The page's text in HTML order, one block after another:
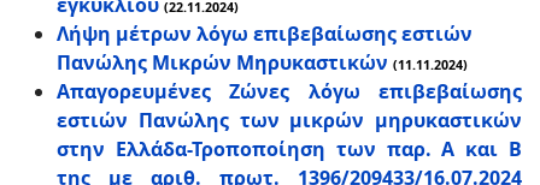
(22.11.2024)
Λήψη μέτρων λόγω επιβεβαίωσης εστιών
Πανώλης Μικρών Μηρυκαστικών (11.11.2024)
Απαγορευμένες Ζώνες λόγω επιβεβαίωσης
εστιών Πανώλης των μικρών μηρυκαστικών
στην Ελλάδα-Τροποποίηση των παρ. Α και Β
της με αριθ. πρωτ. 1396/209433/16.07.2024